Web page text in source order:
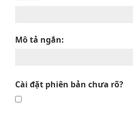
Mô tả ngắn:
Cài đặt phiên bản chưa rõ?